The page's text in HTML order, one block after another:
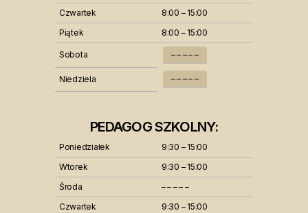
Czwartek
8:00 – 15:00
Piątek
8:00 – 15:00
Sobota – – – – –
Niedziela – – – – –
PEDAGOG SZKOLNY:
Poniedziałek
9:30 – 15:00
Wtorek
9:30 – 15:00
Środa
– – – – –
Czwartek
9:30 – 15:00